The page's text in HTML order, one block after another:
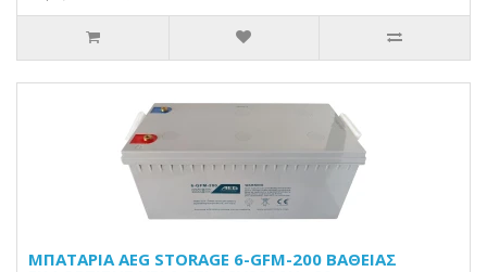
ΜΠΑΤΑΡΙΑ AEG STORAGE 6-GFM-200 ΒΑΘΕΙΑΣ